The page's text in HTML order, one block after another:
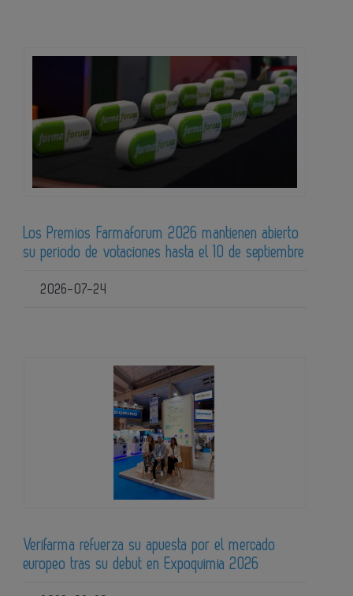
Los Premios Farmaforum 2026 mantienen abierto
su periodo de votaciones hasta el 10 de septiembre
2026-07-24
Verifarma refuerza su apuesta por el mercado
europeo tras su debut en Expoquimia 2026